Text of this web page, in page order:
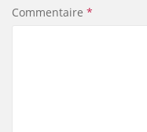
Commentaire *